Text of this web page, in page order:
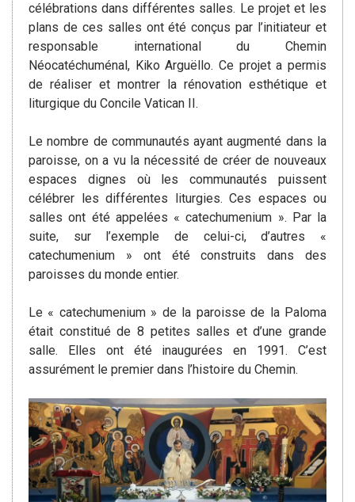
célébrations dans différentes salles. Le projet et les
plans de ces salles ont été conçus par l’initiateur et
responsable international du Chemin
Néocatéchuménal, Kiko Arguëllo. Ce projet a permis
de réaliser et montrer la rénovation esthétique et
liturgique du Concile Vatican II.
Le nombre de communautés ayant augmenté dans la
paroisse, on a vu la nécessité de créer de nouveaux
espaces dignes où les communautés puissent
célébrer les différentes liturgies. Ces espaces ou
salles ont été appelées « catechumenium ». Par la
suite, sur l’exemple de celui-ci, d’autres «
catechumenium » ont été construits dans des
paroisses du monde entier.
Le « catechumenium » de la paroisse de la Paloma
était constitué de 8 petites salles et d’une grande
salle. Elles ont été inaugurées en 1991. C’est
assurément le premier dans l’histoire du Chemin.